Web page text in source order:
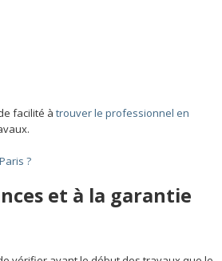
facilité à trouver le professionnel en
?
et à la garantie